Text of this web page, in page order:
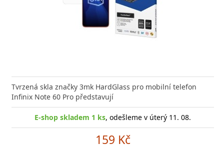
Tvrzená skla značky 3mk HardGlass pro mobilní telefon
Infinix Note 60 Pro představují
E-shop skladem 1 ks, odešleme v úterý 11. 08.
159 Kč